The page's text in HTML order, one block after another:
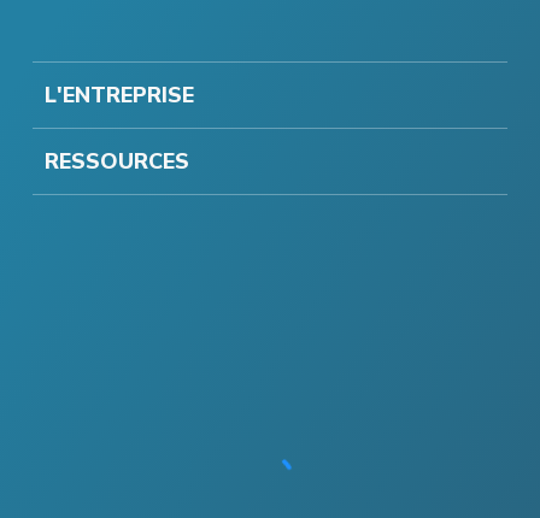
L'ENTREPRISE
RESSOURCES